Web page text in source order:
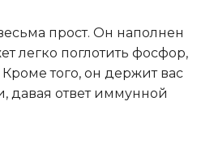
прост. Он наполнен
легко поглотить фосфор,
того, он держит вас
давая ответ иммунной